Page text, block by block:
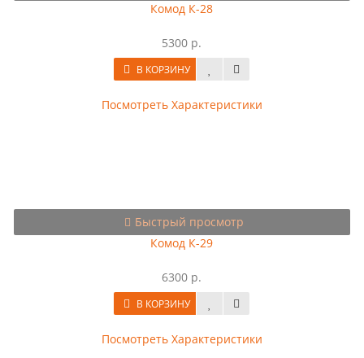
Комод К-28
5300 р.
В КОРЗИНУ
Посмотреть Характеристики
Быстрый просмотр
Комод К-29
6300 р.
В КОРЗИНУ
Посмотреть Характеристики